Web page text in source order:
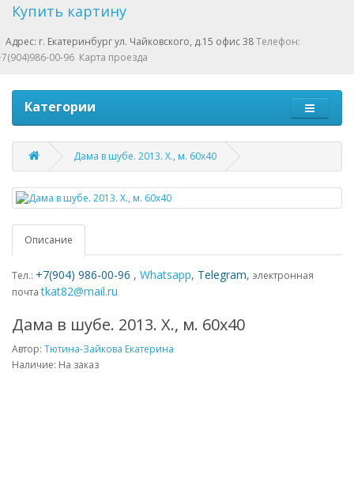
Купить картину
Адрес: г. Екатеринбург ул. Чайковского, д.15 офис 38Телефон:
00-96 Карта проезда
Категории
Дама в шубе. 2013. Х., м. 60х40
Описание
Тел.: +7(904) 986-00-96 , Whatsapp, Telegram, электронная
почтаtkat82@mail.ru
Дама в шубе. 2013. Х., м. 60х40
Автор: Тютина-Зайкова Екатерина
Наличие: На заказ